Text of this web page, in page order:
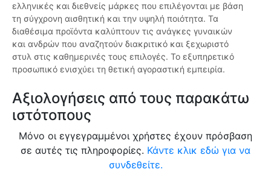
ελληνικές και διεθνείς μάρκες που επιλέγονται με βάση
τη σύγχρονη αισθητική και την υψηλή ποιότητα. Τα
διαθέσιμα προϊόντα καλύπτουν τις ανάγκες γυναικών
και ανδρών που αναζητούν διακριτικό και ξεχωριστό
στυλ στις καθημερινές τους επιλογές. Το εξυπηρετικό
προσωπικό ενισχύει τη θετική αγοραστική εμπειρία.
Αξιολογήσεις από τους παρακάτω
ιστότοπους
Μόνο οι εγγεγραμμένοι χρήστες έχουν πρόσβαση
σε αυτές τις πληροφορίες. Κάντε κλικ εδώ για να
συνδεθείτε.